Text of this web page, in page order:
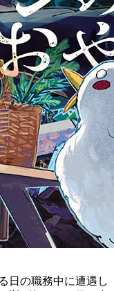
日の職務中に遭遇し